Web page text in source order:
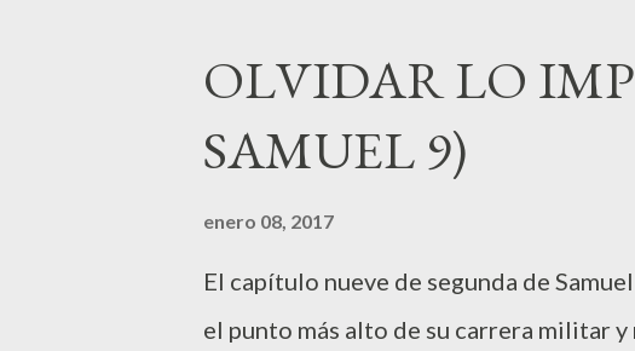
sexuales con ella. Sin embargo, este
teniendo en cuenta el momento que
donde sea fácil que perezca, y
que seguramente era muy cercano a
del rey y sus consecuencias...
OLVIDAR LO
SAMUEL 9)
enero 08, 2017
El capítulo nueve de segunda de
el punto más alto de su carrera militar